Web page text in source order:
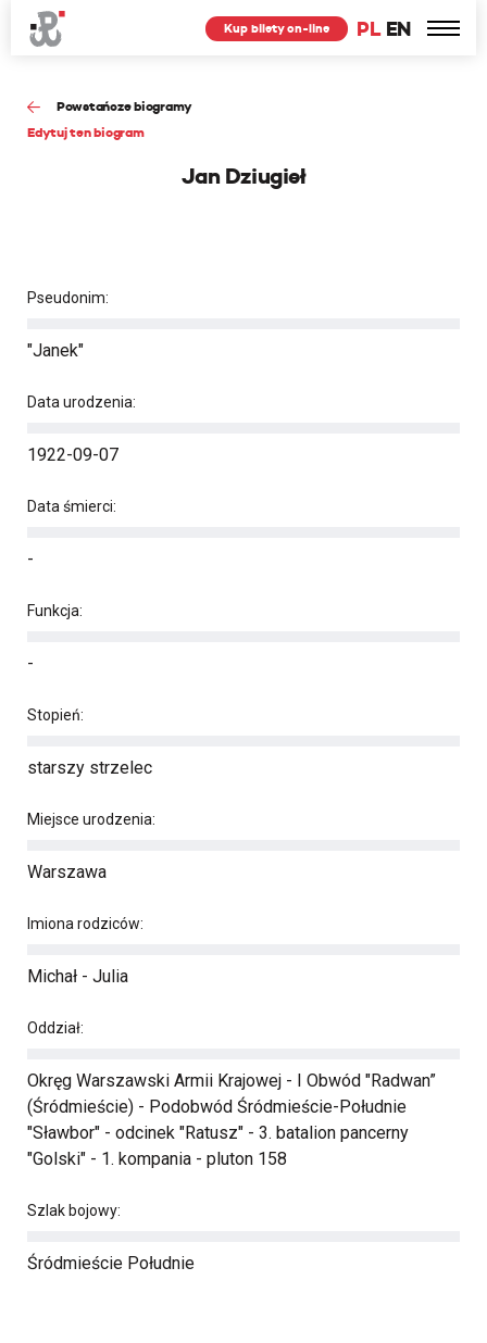
PL EN
Kup bilety on-line
Powstańcze biogramy
Edytuj ten biogram
Jan Dziugieł
Pseudonim:
"Janek"
Data urodzenia:
1922-09-07
Data śmierci:
-
Funkcja:
-
Stopień:
starszy strzelec
Miejsce urodzenia:
Warszawa
Imiona rodziców:
Michał - Julia
Oddział:
Okręg Warszawski Armii Krajowej - I Obwód "Radwan”
(Śródmieście) - Podobwód Śródmieście-Południe
"Sławbor" - odcinek "Ratusz" - 3. batalion pancerny
"Golski" - 1. kompania - pluton 158
Szlak bojowy:
Śródmieście Południe